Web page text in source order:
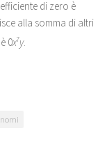
di zero è
alla somma di altri
0x7y.